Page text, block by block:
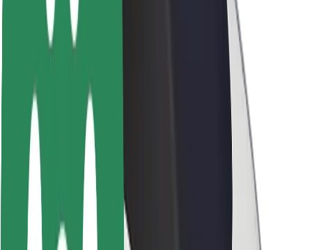
ბრენდი
მედია
მგზავრების უსაფრთხოება
მძღოლების უსაფრთხოება
სკუტერის უსაფრთხოება
უსაფრთხოება
ქალაქები
ლოკაციები